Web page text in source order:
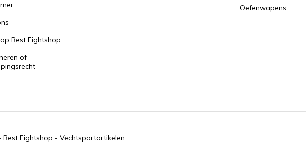
Best Fightshop
of
Oefenwapens
Best Fightshop - Vechtsportartikelen